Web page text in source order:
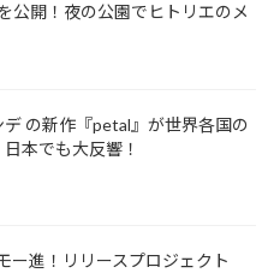
公開！夜の公園でヒトリエのメ
の新作『petal』が世界各国の
本でも大反響！
ー進！リリースプロジェクト